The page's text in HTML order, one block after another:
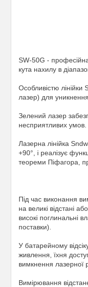
SW-50G -
кута нахилу в
Особливістю
лазер) для
Зелений лазер
несприятливих умов.
Лазерна лінійка
+90°, і реалізує
теореми Піфагора,
Під час виконання
на великі відстані
високі поглинальні
поставки).
У батарейному
живлення, їхня
вимкнення лазерної
Вимірювання